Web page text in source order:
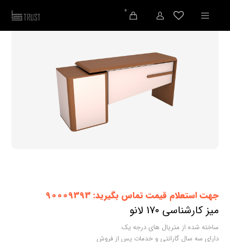
0
جهت استعلام قیمت تماس بگیرید: 90009393
میز کارشناسی 170 لانو
ساخته شده از متریال های درجه یک
دارای سه سال گارانتی و خدمات پس از فروش